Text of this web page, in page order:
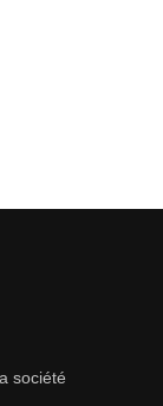
société